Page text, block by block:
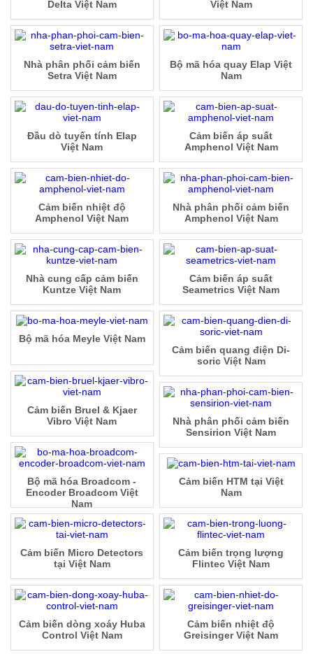
Delta Việt Nam Việt Nam
Nhà phân phối cảm biến
Setra Việt Nam
Bộ mã hóa quay Elap Việt
Nam
Đầu dò tuyến tính Elap
Việt Nam
Cảm biến áp suất
Amphenol Việt Nam
Cảm biến nhiệt độ
Amphenol Việt Nam
Nhà phân phối cảm biến
Amphenol Việt Nam
Nhà cung cấp cảm biến
Kuntze Việt Nam
Cảm biến áp suất
Seametrics Việt Nam
Bộ mã hóa Meyle Việt Nam
Cảm biến quang điện Di-
soric Việt Nam
Cảm biến Bruel & Kjaer
Vibro Việt Nam
Nhà phân phối cảm biến
Sensirion Việt Nam
Bộ mã hóa Broadcom -
Encoder Broadcom Việt
Nam
Cảm biến HTM tại Việt
Nam
Cảm biến Micro Detectors
tại Việt Nam
Cảm biến trọng lượng
Flintec Việt Nam
Cảm biến dòng xoáy Huba
Control Việt Nam
Cảm biến nhiệt độ
Greisinger Việt Nam